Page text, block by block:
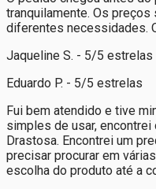
tranquilamente. Os
diferentes necessidades.
Jaqueline S. - 5/5 estrelas
Eduardo P. - 5/5 estrelas
Fui bem atendido e tive
simples de usar,
Drastosa. Encontrei um
precisar procurar em
escolha do produto até a